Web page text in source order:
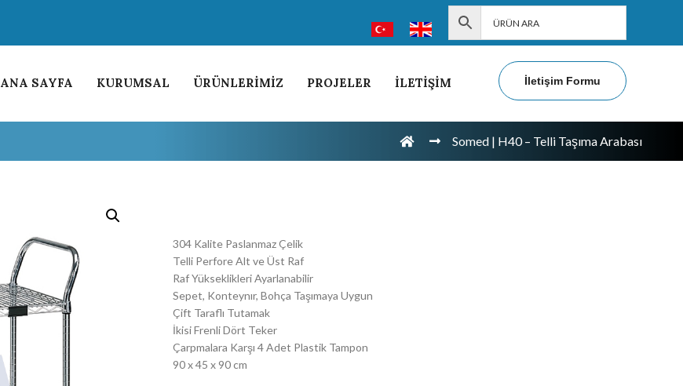
ANA SAYFA KURUMSAL ÜRÜNLERİMİZ PROJELER İLETİŞİM İletişim Formu
Somed | H40 – Telli Taşıma Arabası
304 Kalite Paslanmaz Çelik
Telli Perfore Alt ve Üst Raf
Raf Yükseklikleri Ayarlanabilir
Sepet, Konteynır, Bohça Taşımaya Uygun
Çift Taraflı Tutamak
İkisi Frenli Dört Teker
Çarpmalara Karşı 4 Adet Plastik Tampon
90 x 45 x 90 cm